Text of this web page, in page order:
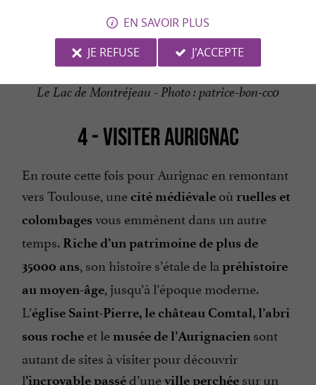
Le Lac de Montréjeau - Photo : patrice-bon-cc0
4 - VISITER AURIGNAC
En route cette fois pour Aurignac en remontant
vers Toulouse, unecité médiévale où ruelles et
colombages vous emmènent dans un autre
temps. Riche d’un patrimoine de plus de
35000 ans, son histoire s’étale de la préhistoire
au moyen-âge, jusqu’à l’époque moderne.
L’église Saint-Pierre, le château Comtal, l’abri
sous roche et le musée de l’Aurignacien sont
autant de sites à visiter pour découvrir
l’incroyable passéd’uneville perchée sur un
EN SAVOIR PLUS
JE REFUSE
J'ACCEPTE